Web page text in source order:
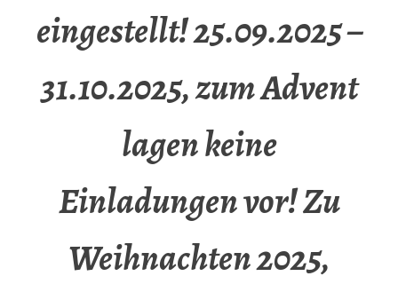
eingestellt! 25.09.2025 –
31.10.2025, zum Advent
lagen keine
Einladungen vor! Zu
Weihnachten 2025,